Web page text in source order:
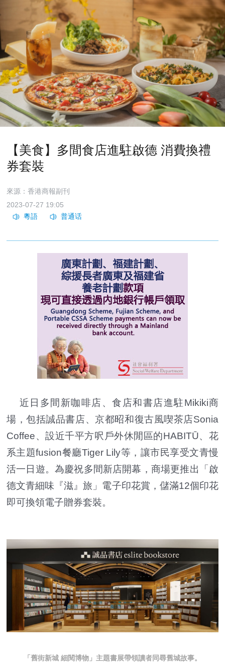
【美食】多間食店進駐啟德 消費換禮
券套裝
來源：香港商報副刊
2023-07-27 19:05
近日多間新咖啡店、食店和書店進駐Mikiki商
場，包括誠品書店、京都昭和復古風喫茶店Sonia
Coffee、設近千平方呎戶外休閒區的HABITŪ、花
系主題fusion餐廳Tiger Lily等，讓市民享受文青慢
活一日遊。為慶祝多間新店開幕，商場更推出「啟
德文青細味『滋』旅」電子印花賞，儲滿12個印花
即可換領電子贈券套裝。
「舊街新城 細閱博物」主題書展帶領讀者同尋舊城故事。